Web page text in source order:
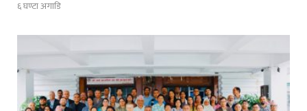
६ घण्टा अगाडि